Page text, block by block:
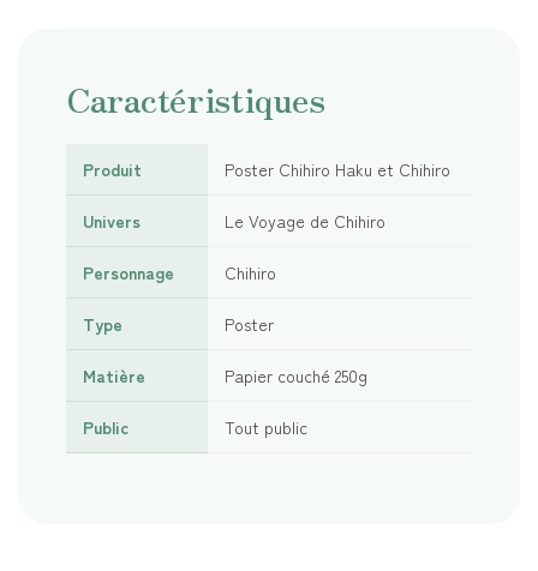
Caractéristiques
Produit Poster Chihiro Haku et Chihiro
Univers Le Voyage de Chihiro
Personnage Chihiro
Type Poster
Matière Papier couché 250g
Public Tout public